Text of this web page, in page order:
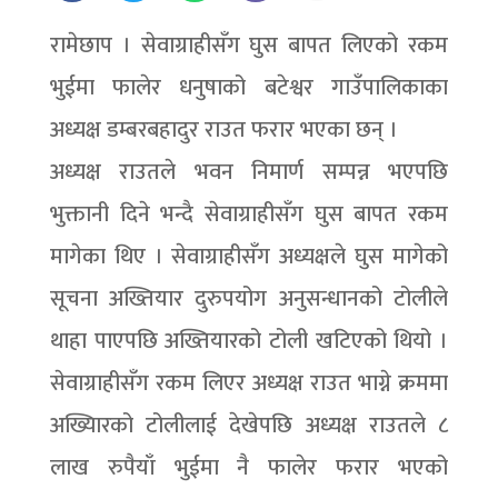
रामेछाप । सेवाग्राहीसँग घुस बापत लिएको रकम
भुईमा फालेर धनुषाको बटेश्वर गाउँपालिकाका
अध्यक्ष डम्बरबहादुर राउत फरार भएका छन् ।
अध्यक्ष राउतले भवन निमार्ण सम्पन्न भएपछि
भुक्तानी दिने भन्दै सेवाग्राहीसँग घुस बापत रकम
मागेका थिए । सेवाग्राहीसँग अध्यक्षले घुस मागेको
सूचना अख्तियार दुरुपयोग अनुसन्धानको टोलीले
थाहा पाएपछि अख्तियारको टोली खटिएको थियो ।
सेवाग्राहीसँग रकम लिएर अध्यक्ष राउत भाग्ने क्रममा
अख्यिारको टोलीलाई देखेपछि अध्यक्ष राउतले ८
लाख रुपैयाँ भुईमा नै फालेर फरार भएको